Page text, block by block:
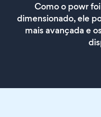
Como o powr
dimensionado, ele
mais avançada e